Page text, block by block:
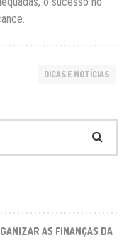
DICAS E NOTÍCIAS
AS FINANÇAS DA